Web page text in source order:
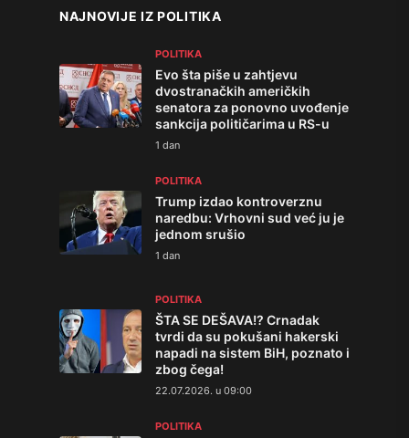
NAJNOVIJE IZ POLITIKA
POLITIKA
Evo šta piše u zahtjevu
dvostranačkih američkih
senatora za ponovno uvođenje
sankcija političarima u RS-u
1 dan
POLITIKA
Trump izdao kontroverznu
naredbu: Vrhovni sud već ju je
jednom srušio
1 dan
POLITIKA
ŠTA SE DEŠAVA!? Crnadak
tvrdi da su pokušani hakerski
napadi na sistem BiH, poznato i
zbog čega!
22.07.2026. u 09:00
POLITIKA